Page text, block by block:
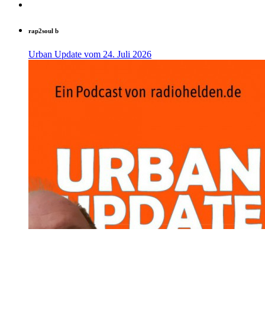
rap2soul b
Urban Update vom 24. Juli 2026